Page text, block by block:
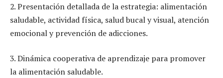
2. Presentación detallada de la estrategia: alimentación
saludable, actividad física, salud bucal y visual, atención
emocional y prevención de adicciones.
3. Dinámica cooperativa de aprendizaje para promover
la alimentación saludable.